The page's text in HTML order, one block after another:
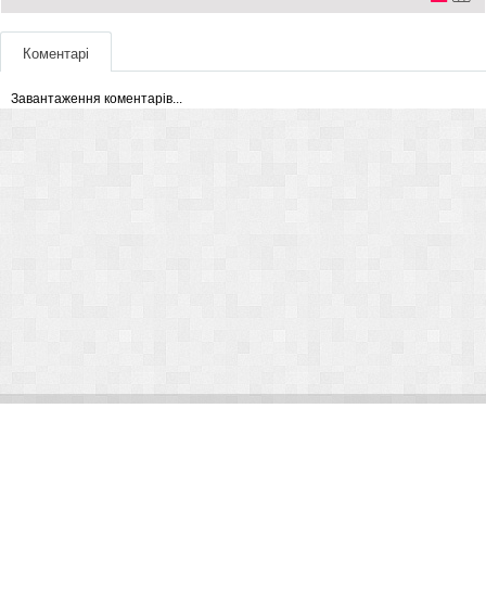
Коментарі
Завантаження коментарів...